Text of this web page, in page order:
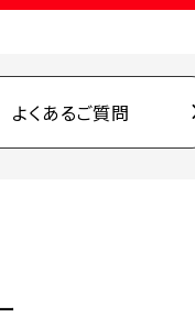
よくあるご質問